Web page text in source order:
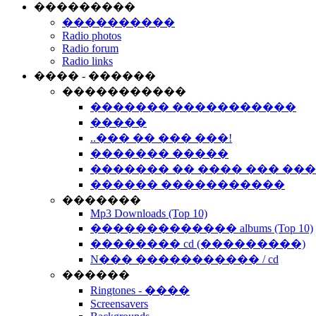
���������
����������
Radio photos
Radio forum
Radio links
���� - ������
�����������
������� �����������
�����
..��� �� ��� ���!
������� �����
������� �� ���� ���
������ �����������
�������
Mp3 Downloads (Top 10)
������������� albums (Top 10)
�������� cd (���������)
N��� ����������� / cd
������
Ringtones - ����
Screensavers